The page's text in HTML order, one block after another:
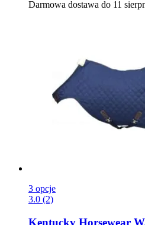
Darmowa dostawa do 11
3 opcje
3.0 (2)
Kentucky Horsewear